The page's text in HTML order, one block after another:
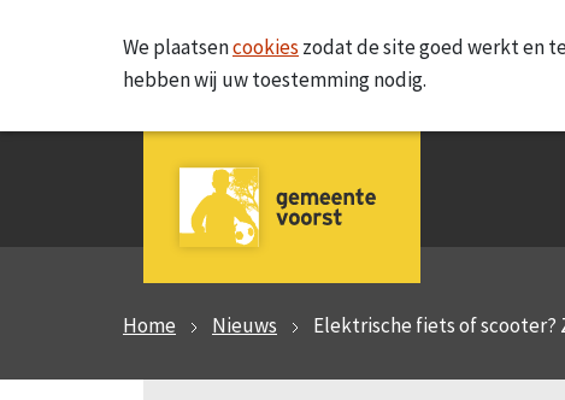
We plaatsencookies zodat de site goed werkt en
hebben wij uw toestemming nodig.
Home Nieuws Elektrische fiets of scooter?